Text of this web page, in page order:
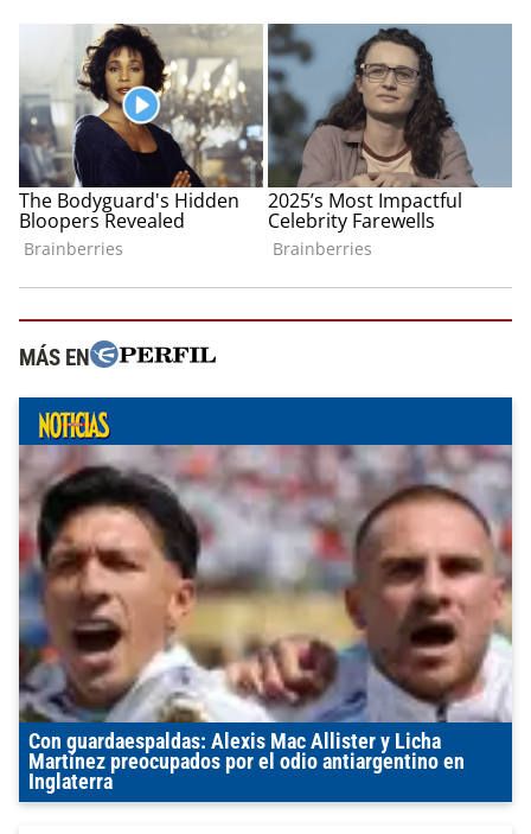
MÁS EN
Con guardaespaldas: Alexis Mac Allister y Licha
Martínez preocupados por el odio antiargentino en
Inglaterra